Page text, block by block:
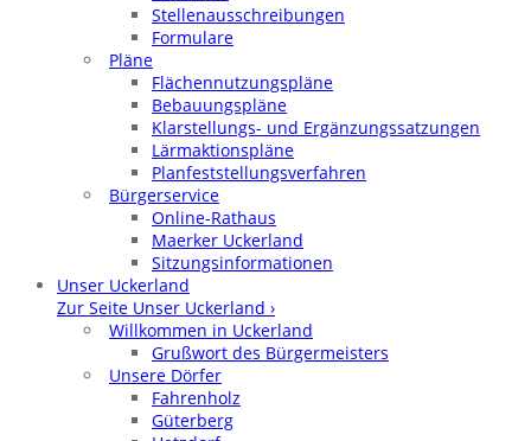
Stellenausschreibungen
Formulare
Pläne
Flächennutzungspläne
Bebauungspläne
Klarstellungs- und Ergänzungssatzungen
Lärmaktionspläne
Planfeststellungsverfahren
Bürgerservice
Online-Rathaus
Maerker Uckerland
Sitzungsinformationen
Unser Uckerland
Zur Seite Unser Uckerland ›
Willkommen in Uckerland
Grußwort des Bürgermeisters
Unsere Dörfer
Fahrenholz
Güterberg